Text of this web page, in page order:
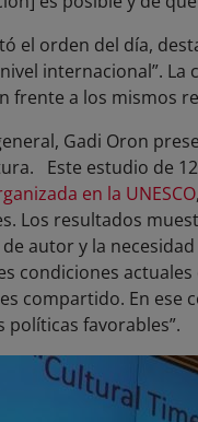
el orden del día,
internacional”.
frente a los mismos
Gadi Oron
Este estudio de
en la UNESCO
Los resultados
autor y la
condiciones
compartido. En
favorables”.